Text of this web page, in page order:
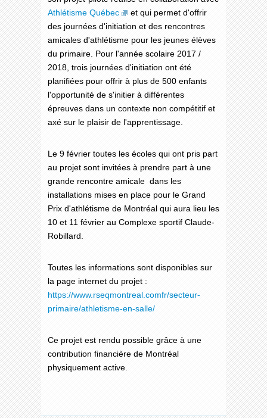
NOUS CONTACTER
Athlétisme Québec
et qui permet d'offrir
des journées d'initiation et des rencontres
amicales d'athlétisme pour les jeunes élèves
du primaire. Pour l'année scolaire 2017 /
2018, trois journées d'initiation ont été
planifiées pour offrir à plus de 500 enfants
l'opportunité de s'initier à différentes
épreuves dans un contexte non compétitif et
axé sur le plaisir de l'apprentissage.
Le 9 février toutes les écoles qui ont pris part
au projet sont invitées à prendre part à une
grande rencontre amicale dans les
installations mises en place pour le Grand
Prix d'athlétisme de Montréal qui aura lieu les
10 et 11 février au Complexe sportif Claude-
Robillard.
Toutes les informations sont disponibles sur
la page internet du projet :
https://www.rseqmontreal.comfr/secteur-
primaire/athletisme-en-salle/
Ce projet est rendu possible grâce à une
contribution financière de Montréal
physiquement active.